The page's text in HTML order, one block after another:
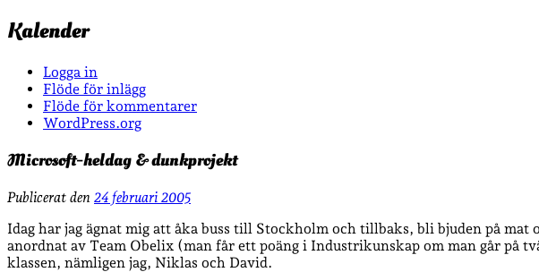
Kalender
Logga in
Flöde för inlägg
Flöde för kommentarer
WordPress.org
Microsoft-heldag & dunkprojekt
Publicerat den 24 februari 2005
Idag har jag ägnat mig att åka buss till Stockholm och tillbaks, bli bjuden på mat
anordnat av Team Obelix (man får ett poäng i Industrikunskap om man går
klassen, nämligen jag, Niklas och David.